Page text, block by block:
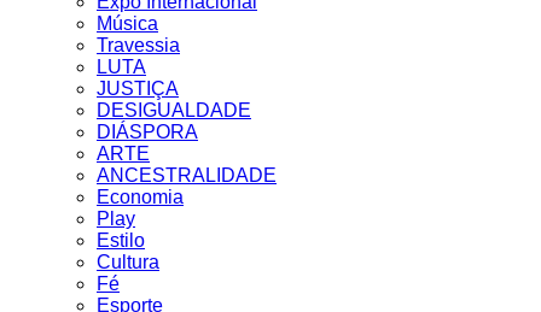
Música
Travessia
LUTA
JUSTIÇA
DESIGUALDADE
DIÁSPORA
ARTE
ANCESTRALIDADE
Economia
Play
Estilo
Cultura
Fé
Esporte